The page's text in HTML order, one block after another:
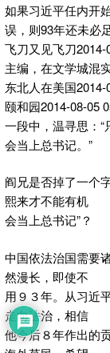
如果习近平任内开
误，则93年还未必足
飞刀又见飞刀
主编，在文学城混
东北人在美国2014-
颐和园2014-08-05
一段中，温寻思：
会当上总书记。”
阎兄是否掉了一个
熙来才不能有机
会当上总书记”？
中国依法治国需要
然漫长，即使不
用９３年。从习近
走向法治，相信
他今后８年作出的